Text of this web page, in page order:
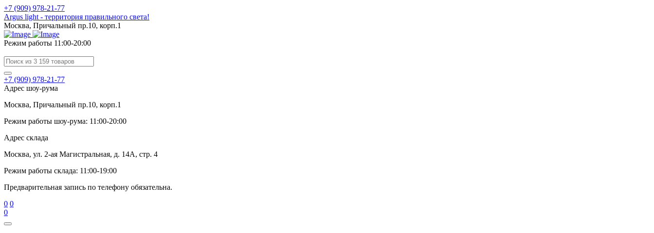
+7 (909) 978-21-77
Argus light - территория правильного света!
Москва, Причальный пр.10, корп.1
Режим работы 11:00-20:00
+7 (909) 978-21-77
Адрес шоу-рума
Москва, Причальный пр.10, корп.1
Режим работы шоу-рума: 11:00-20:00
Адрес склада
Москва, ул. 2-ая Магистральная, д. 14А, стр. 4
Режим работы склада: 11:00-19:00
Предварительная запись по телефону обязательна.
0 0
0